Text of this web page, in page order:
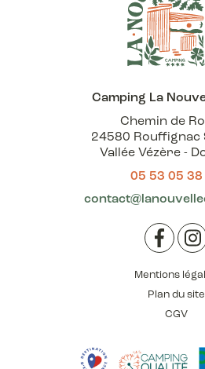
Camping La
Chemin de
24580 Rouffignac
Vallée Vézère -
05 53 05 38
Mentions
Plan du site
CGV